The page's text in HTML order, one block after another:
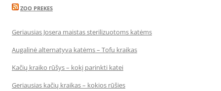
ZOO PREKES
Geriausias Josera maistas sterilizuotoms katėms
Augalinė alternatyva katėms – Tofu kraikas
Kačių kraiko rūšys – kokį parinkti katei
Geriausias kačių kraikas – kokios rūšies